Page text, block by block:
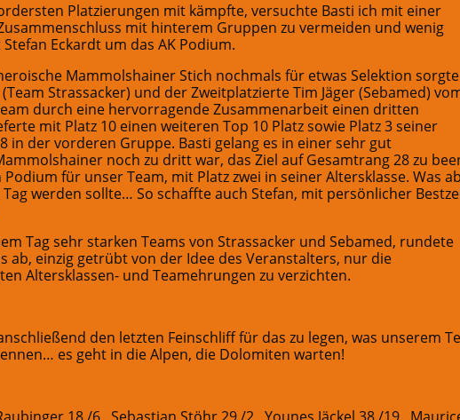
Platzierungen mit kämpfte, versuchte Basti ich mit einer
mit hinterem Gruppen zu vermeiden und wenig
Eckardt um das AK Podium.
Mammolshainer Stich nochmals für etwas Selektion
Strassacker) und der Zweitplatzierte Tim Jäger (Sebamed)
durch eine hervorragende Zusammenarbeit einen dritten
mit Platz 10 einen weiteren Top 10 Platz sowie Platz 3 seiner
in der vorderen Gruppe. Basti gelang es in einer sehr gut
noch zu dritt war, das Ziel auf Gesamtrang 28 zu
für unser Team, mit Platz zwei in seiner Altersklasse. Was
werden sollte… So schaffte auch Stefan, mit persönlicher
Tag sehr starken Teams von Strassacker und Sebamed, rundete
einzig getrübt von der Idee des Veranstalters, nur die
Altersklassen- und Teamehrungen zu verzichten.
den letzten Feinschliff für das zu legen, was unserem
es geht in die Alpen, die Dolomiten warten!